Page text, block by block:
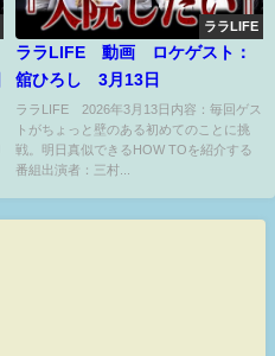
ララLIFE
ララLIFE 動画 ロケゲスト：
舘ひろし 3月13日
ララLIFE 2026年3月13日内容：毎回ゲス
トがちょっと壁のある初めてのことに挑
戦。明日真似できるHOW TOを紹介する
番組出演者：三村...